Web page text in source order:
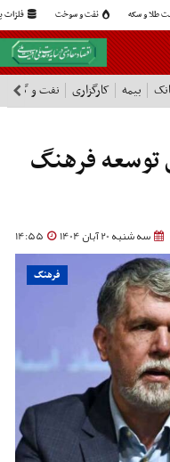
طلا و سکه نفت و سوخت فلزات
بیمه کارگزاری نفت و گاز
توسعه فرهنگ
سه شنبه 20 آبان 1404 14:55
فرهنگ